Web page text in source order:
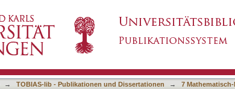
→ TOBIAS-lib - Publikationen und Dissertationen → 7